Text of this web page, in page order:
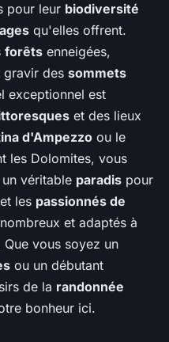
pour leur biodiversité
qu'elles offrent.
forêts enneigées,
gravir des sommets
exceptionnel est
et des lieux
d'Ampezzo ou le
les Dolomites, vous
véritable paradis pour
et les passionnés de
et adaptés à
Que vous soyez un
ou un débutant
de la randonnée
bonheur ici.